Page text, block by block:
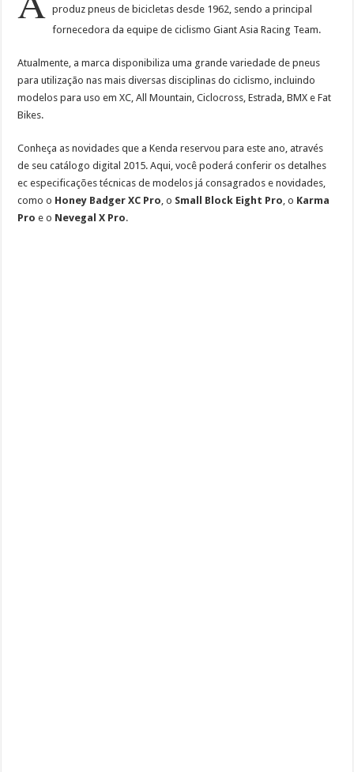
produz pneus de bicicletas desde 1962, sendo a principal
fornecedora da equipe de ciclismoGiant Asia Racing Team.
Atualmente, a marca disponibiliza uma grande variedade de pneus
para utilização nas mais diversas disciplinas do ciclismo, incluindo
modelos para uso em XC, All Mountain, Ciclocross, Estrada, BMX e Fat
Bikes.
Conheça as novidades que a Kenda reservou para este ano, através
de seu catálogo digital 2015. Aqui, você poderá conferir os detalhes
ec especificações técnicas de modelos já consagrados e novidades,
como o Honey Badger XC Pro, o Small Block Eight Pro, o Karma
Proe o Nevegal X Pro.